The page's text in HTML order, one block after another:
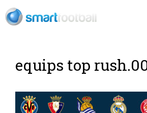
equips top